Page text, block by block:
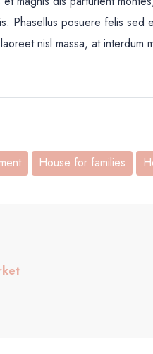
Phasellus posuere felis sed
nisl massa, at interdum
House for families